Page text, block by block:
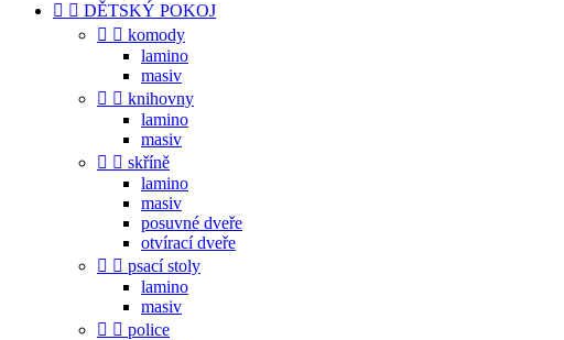
  DĚTSKÝ POKOJ
  komody
lamino
masiv
  knihovny
lamino
masiv
  skříně
lamino
masiv
posuvné dveře
otvírací dveře
  psací stoly
lamino
masiv
  police